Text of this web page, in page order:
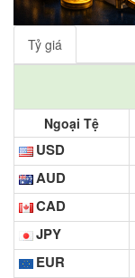
Tỷ giá
Ngoại Tệ
USD
AUD
CAD
JPY
EUR